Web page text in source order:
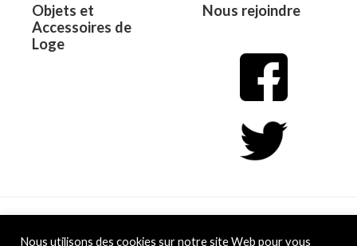
Objets et
Accessoires de
Loge
Nous rejoindre
Copyright © 2026 L&D
Nous utilisons des cookies sur notre site Web pour vous